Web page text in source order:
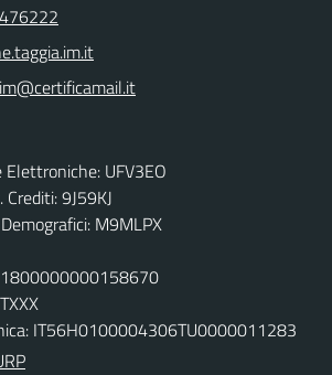
UFV3EO
9J59KJ
M9MLPX
IT56H0100004306TU0000011283